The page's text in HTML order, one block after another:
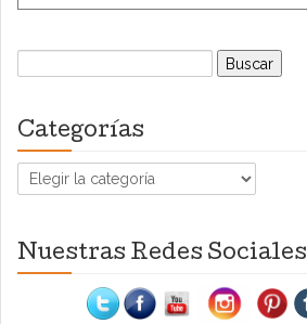
Buscar:
Categorías
Categorías
Nuestras Redes Sociales